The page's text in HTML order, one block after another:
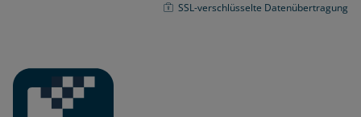
SSL-verschlüsselte Datenübertragung